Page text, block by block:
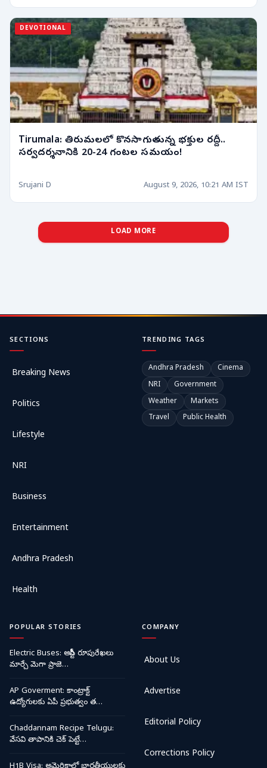
DEVOTIONAL
Tirumala: తిరుమలలో కొనసాగుతున్న భక్తుల రద్దీ..
సర్వదర్శనానికి 20-24 గంటల సమయం!
Srujani D August 9, 2026, 10:21 AM IST
LOAD MORE
SECTIONS
Breaking News
Politics
Lifestyle
NRI
Business
Entertainment
Andhra Pradesh
Health
TRENDING TAGS
Andhra Pradesh
Cinema
NRI
Government
Weather
Markets
Travel
Public Health
POPULAR STORIES
Electric Buses: ఆర్టీసీ రూపురేఖలు
మార్చే మెగా ప్రాజె…
AP Goverment: కాంట్రాక్ట్
ఉద్యోగులకు ఏపీ ప్రభుత్వం త…
Chaddannam Recipe Telugu:
వేసవి తాపానికి చెక్ పెట్టే…
COMPANY
About Us
Advertise
Editorial Policy
Corrections Policy